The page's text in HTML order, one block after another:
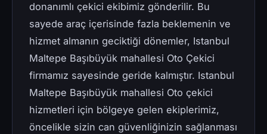
donanımlı çekici ekibimiz gönderilir. Bu
sayede araç içerisinde fazla beklemenin ve
hizmet almanın geciktiği dönemler, Istanbul
Maltepe Başıbüyük mahallesi Oto Çekici
firmamız sayesinde geride kalmıştır. Istanbul
Maltepe Başıbüyük mahallesi Oto çekici
hizmetleri için bölgeye gelen ekiplerimiz,
öncelikle sizin can güvenliğinizin sağlanması